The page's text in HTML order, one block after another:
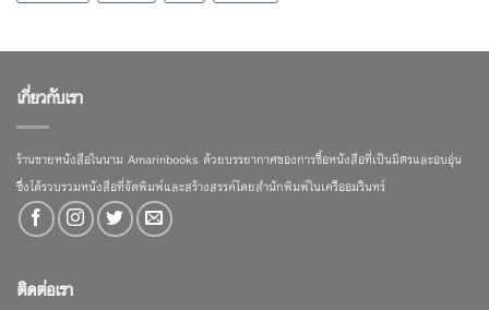
เกี่ยวกับเรา
ร้านขายหนังสือในนาม Amarinbooks ด้วยบรรยากาศของการซื้อหนังสือที่เป็นมิตรและอบอุ่น
ซึ่งได้รวบรวมหนังสือที่จัดพิมพ์และสร้างสรรค์โดยสำนักพิมพ์ในเครืออมรินทร์
ติดต่อเรา